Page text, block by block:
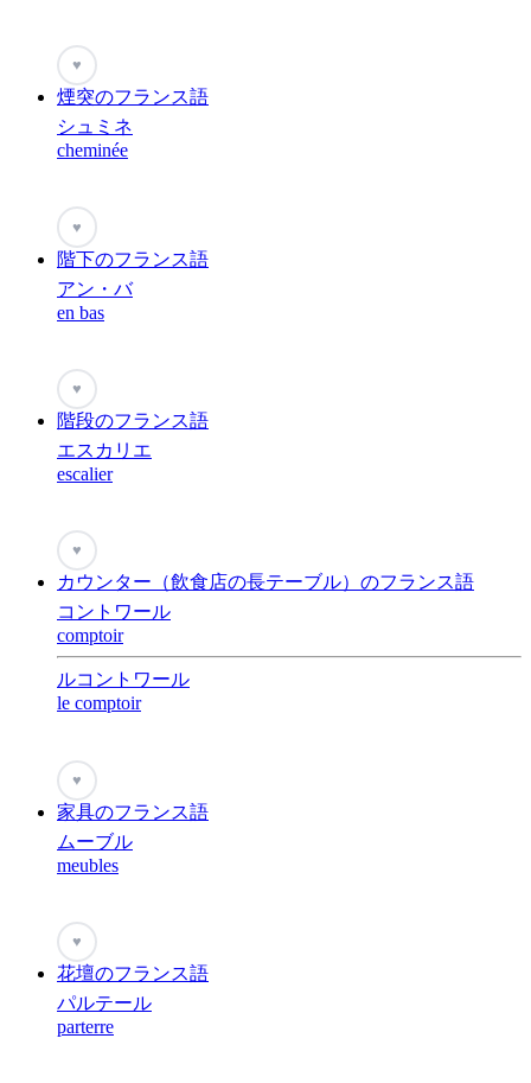
♥
煙突のフランス語
シュミネ
cheminée
♥
階下のフランス語
アン・バ
en bas
♥
階段のフランス語
エスカリエ
escalier
♥
カウンター（飲食店の長テーブル）のフランス語
コントワール
comptoir
ルコントワール
le comptoir
♥
家具のフランス語
ムーブル
meubles
♥
花壇のフランス語
パルテール
parterre